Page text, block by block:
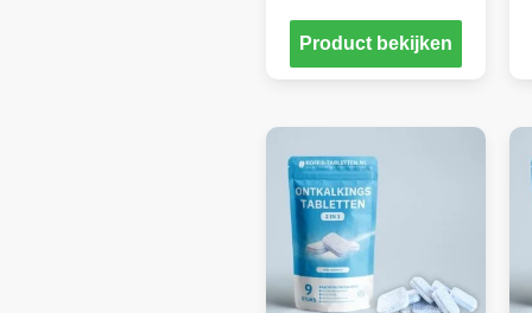
Product bekijken